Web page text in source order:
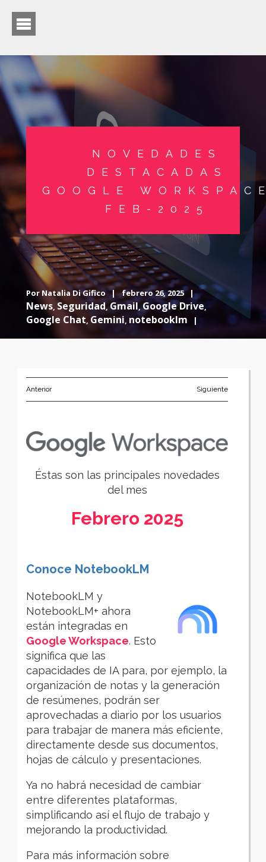
NOVEDADES
DESTACADAS
GOOGLE
FEB-2025
Por Natalia Di Gifico | febrero 26, 2025 |
News, Seguridad,Gmail,Google Drive,
Google Chat, Gemini, notebooklm |
Anterior Siguiente
Éstas son las principales novedades
del mes
Febrero 2025
Conoce NotebookLM
NotebookLM y
NotebookLM+ ahora
están integradas en
Google Workspace. Esto
significa que las
capacidades de IA para, por ejemplo, la
organización de notas y la generación
de resúmenes, podrán ser
aprovechadas a diario por los usuarios
para trabajar de manera más eficiente,
directamente desde sus documentos,
hojas de cálculo y presentaciones.
Ya no habrá necesidad de cambiar
entre diferentes plataformas,
simplificando así el flujo de trabajo y
mejorando la productividad.
Para más información sobre